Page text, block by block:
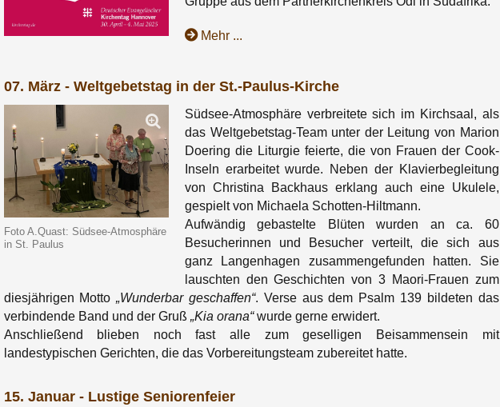
Mehr ...
07. März - Weltgebetstag in der St.-Paulus-Kirche
Foto A.Quast: Südsee-Atmosphäre
in St. Paulus
Südsee-Atmosphäre verbreitete sich im Kirchsaal, als
das Weltgebetstag-Team unter der Leitung von Marion
Doering die Liturgie feierte, die von Frauen der Cook-
Inseln erarbeitet wurde. Neben der Klavierbegleitung
von Christina Backhaus erklang auch eine Ukulele,
gespielt von Michaela Schotten-Hiltmann.
Aufwändig gebastelte Blüten wurden an ca. 60
Besucherinnen und Besucher verteilt, die sich aus
ganz Langenhagen zusammengefunden hatten. Sie
lauschten den Geschichten von 3 Maori-Frauen zum
diesjährigen Motto„Wunderbar geschaffen“. Verse aus dem Psalm 139 bildeten das
verbindende Band und der Gruß „Kia orana“wurde gerne erwidert.
Anschließend blieben noch fast alle zum geselligen Beisammensein mit
landestypischen Gerichten, die das Vorbereitungsteam zubereitet hatte.
15. Januar - Lustige Seniorenfeier